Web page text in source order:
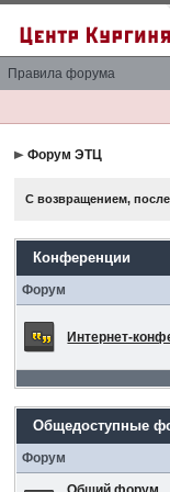
Правила форума
Форум ЭТЦ
С возвращением,
Конференции
Форум
Интернет-
Общедоступные
Форум